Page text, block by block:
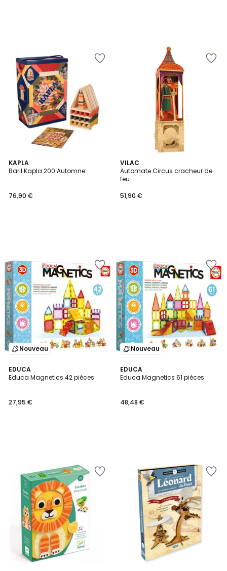
KAPLA
Baril Kapla 200 Automne
76,90 €
VILAC
Automate Circus cracheur de
feu
51,90 €
Nouveau
EDUCA
Educa Magnetics 42 pièces
27,95 €
Nouveau
EDUCA
Educa Magnetics 61 pièces
48,48 €